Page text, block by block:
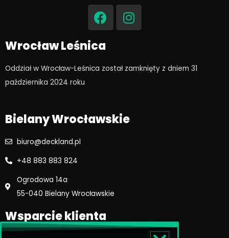
a
c
e
b
o
n
s
g
Wrocław Leśnica
Oddział w Wrocław-Leśnica został zamknięty z dniem 31
października 2024 roku​
Bielany Wrocławskie
biuro@deckland.pl
+48 883 883 824
Ogrodowa 14a
55-040 Bielany Wrocławskie
Wsparcie klienta